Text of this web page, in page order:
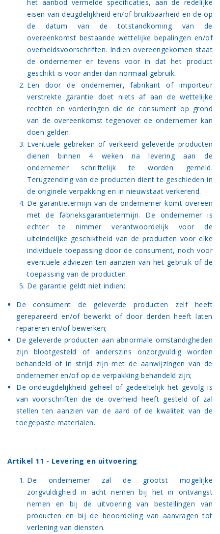
het aanbod vermelde specificaties, aan de redelijke
eisen van deugdelijkheid en/of bruikbaarheid en de op
de datum van de totstandkoming van de
overeenkomst bestaande wettelijke bepalingen en/of
overheidsvoorschriften. Indien overeengekomen staat
de ondernemer er tevens voor in dat het product
geschikt is voor ander dan normaal gebruik.
Een door de ondernemer, fabrikant of importeur
verstrekte garantie doet niets af aan de wettelijke
rechten en vorderingen die de consument op grond
van de overeenkomst tegenover de ondernemer kan
doen gelden.
Eventuele gebreken of verkeerd geleverde producten
dienen binnen 4 weken na levering aan de
ondernemer schriftelijk te worden gemeld.
Terugzending van de producten dient te geschieden in
de originele verpakking en in nieuwstaat verkerend.
De garantietermijn van de ondernemer komt overeen
met de fabrieksgarantietermijn. De ondernemer is
echter te nimmer verantwoordelijk voor de
uiteindelijke geschiktheid van de producten voor elke
individuele toepassing door de consument, noch voor
eventuele adviezen ten aanzien van het gebruik of de
toepassing van de producten.
De garantie geldt niet indien:
De consument de geleverde producten zelf heeft
gerepareerd en/of bewerkt of door derden heeft laten
repareren en/of bewerken;
De geleverde producten aan abnormale omstandigheden
zijn blootgesteld of anderszins onzorgvuldig worden
behandeld of in strijd zijn met de aanwijzingen van de
ondernemer en/of op de verpakking behandeld zijn;
De ondeugdelijkheid geheel of gedeeltelijk het gevolg is
van voorschriften die de overheid heeft gesteld of zal
stellen ten aanzien van de aard of de kwaliteit van de
toegepaste materialen.
Artikel 11 - Levering en uitvoering
De ondernemer zal de grootst mogelijke
zorgvuldigheid in acht nemen bij het in ontvangst
nemen en bij de uitvoering van bestellingen van
producten en bij de beoordeling van aanvragen tot
verlening van diensten.